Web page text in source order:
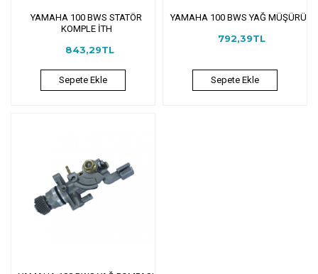
YAMAHA 100 BWS STATÖR
KOMPLE İTH
843,29TL
Sepete Ekle
YAMAHA 100 BWS YAĞ MÜŞÜRÜ
792,39TL
Sepete Ekle